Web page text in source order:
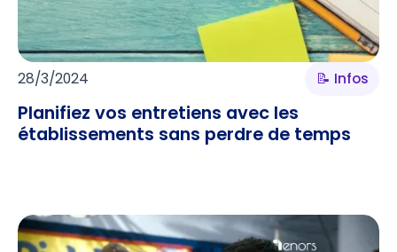
28/3/2024 📝 Infos
Planifiez vos entretiens avec les
établissements sans perdre de temps